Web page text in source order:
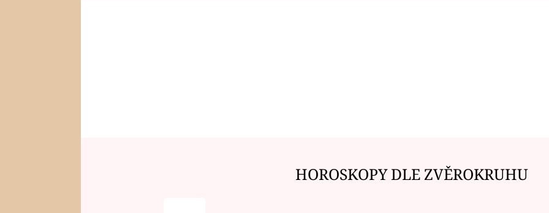
HOROSKOPY DLE ZVĚROKRUHU